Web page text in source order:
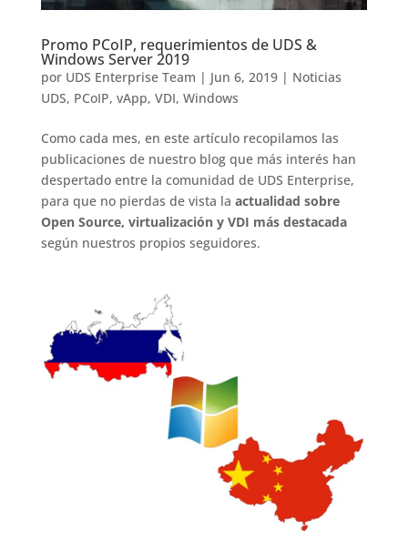
Promo PCoIP, requerimientos de UDS &
Windows Server 2019
por UDS Enterprise Team | Jun 6, 2019| Noticias
UDS, PCoIP, vApp, VDI, Windows
Como cada mes, en este artículo recopilamos las
publicaciones de nuestro blog que más interés han
despertado entre la comunidad de UDS Enterprise,
para que no pierdas de vista la actualidad sobre
Open Source, virtualización y VDI más destacada
según nuestros propios seguidores.